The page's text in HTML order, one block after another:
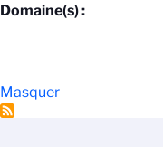
Domaine(s) :
Masquer